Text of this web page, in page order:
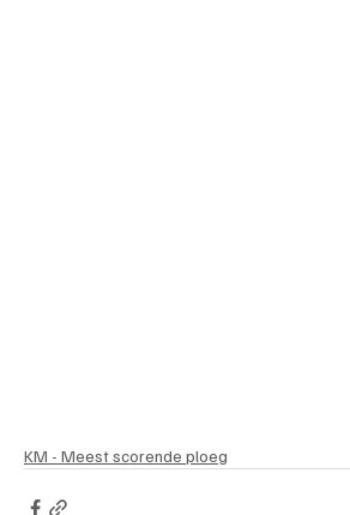
KM - Meest scorende ploeg